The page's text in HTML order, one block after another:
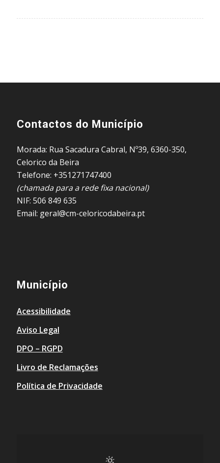
Contactos do Município
Morada: Rua Sacadura Cabral, Nº39, 6360-350,
Celorico da Beira
Telefone: +351271747400
(chamada para a rede fixa nacional)
NIF: 506 849 635
Email: geral@cm-celoricodabeira.pt
Município
Acessibilidade
Aviso Legal
DPO – RGPD
Livro de Reclamações
Política de Privacidade